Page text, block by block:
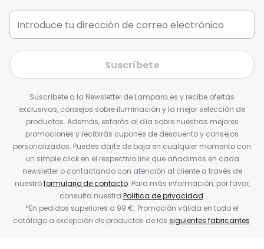
Suscríbete
Suscríbete a la Newsletter de Lampara.es y recibe ofertas
exclusivas, consejos sobre iluminación y la mejor selección de
productos. Además, estarás al día sobre nuestras mejores
promociones y recibirás cupones de descuento y consejos
personalizados. Puedes darte de baja en cualquier momento con
un simple click en el respectivo link que añadimos en cada
newsletter o contactando con atención al cliente a través de
nuestroformulario de contacto. Para más información, por favor,
consulta nuestra Política de privacidad.
*En pedidos superiores a 99 €. Promoción válida en todo el
catálogo a excepción de productos de los siguientes fabricantes.